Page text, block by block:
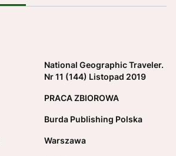
National Geographic Traveler.
Nr 11 (144) Listopad 2019
PRACA ZBIOROWA
Burda Publishing Polska
Warszawa